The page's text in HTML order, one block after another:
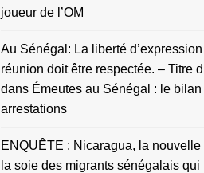
joueur de l’OM
Au Sénégal: La liberté
réunion doit être respectée. – Titre
dans Émeutes au Sénégal : le
arrestations
ENQUÊTE : Nicaragua, la nouvelle
la soie des migrants sénégalais qui